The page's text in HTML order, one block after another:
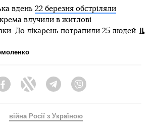
вдень 22 березня обстріляли
влучили в житлові
До лікарень потрапили 25 людей.
FacebookTwitter Telegram
війна Росії з Україною